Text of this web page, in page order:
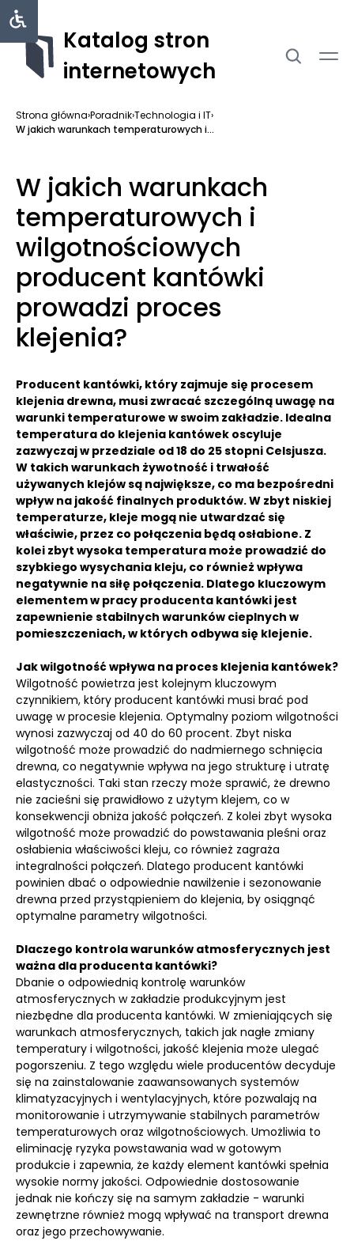
Katalog stron
internetowych
Strona główna›Poradnik›Technologia i IT›
W jakich warunkach temperaturowych i...
W jakich warunkach
temperaturowych i
wilgotnościowych
producent kantówki
prowadzi proces
klejenia?
Producent kantówki, który zajmuje się procesem
klejenia drewna, musi zwracać szczególną uwagę na
warunki temperaturowe w swoim zakładzie. Idealna
temperatura do klejenia kantówek oscyluje
zazwyczaj w przedziale od 18 do 25 stopni Celsjusza.
W takich warunkach żywotność i trwałość
używanych klejów są największe, co ma bezpośredni
wpływ na jakość finalnych produktów. W zbyt niskiej
temperaturze, kleje mogą nie utwardzać się
właściwie, przez co połączenia będą osłabione. Z
kolei zbyt wysoka temperatura może prowadzić do
szybkiego wysychania kleju, co również wpływa
negatywnie na siłę połączenia. Dlatego kluczowym
elementem w pracy producenta kantówki jest
zapewnienie stabilnych warunków cieplnych w
pomieszczeniach, w których odbywa się klejenie.
Jak wilgotność wpływa na proces klejenia kantówek?
Wilgotność powietrza jest kolejnym kluczowym
czynnikiem, który producent kantówki musi brać pod
uwagę w procesie klejenia. Optymalny poziom wilgotności
wynosi zazwyczaj od 40 do 60 procent. Zbyt niska
wilgotność może prowadzić do nadmiernego schnięcia
drewna, co negatywnie wpływa na jego strukturę i utratę
elastyczności. Taki stan rzeczy może sprawić, że drewno
nie zacieśni się prawidłowo z użytym klejem, co w
konsekwencji obniża jakość połączeń. Z kolei zbyt wysoka
wilgotność może prowadzić do powstawania pleśni oraz
osłabienia właściwości kleju, co również zagraża
integralności połączeń. Dlatego producent kantówki
powinien dbać o odpowiednie nawilżenie i sezonowanie
drewna przed przystąpieniem do klejenia, by osiągnąć
optymalne parametry wilgotności.
Dlaczego kontrola warunków atmosferycznych jest
ważna dla producenta kantówki?
Dbanie o odpowiednią kontrolę warunków
atmosferycznych w zakładzie produkcyjnym jest
niezbędne dla producenta kantówki. W zmieniających się
warunkach atmosferycznych, takich jak nagłe zmiany
temperatury i wilgotności, jakość klejenia może ulegać
pogorszeniu. Z tego względu wiele producentów decyduje
się na zainstalowanie zaawansowanych systemów
klimatyzacyjnych i wentylacyjnych, które pozwalają na
monitorowanie i utrzymywanie stabilnych parametrów
temperaturowych oraz wilgotnościowych. Umożliwia to
eliminację ryzyka powstawania wad w gotowym
produkcie i zapewnia, że każdy element kantówki spełnia
wysokie normy jakości. Odpowiednie dostosowanie
jednak nie kończy się na samym zakładzie - warunki
zewnętrzne również mogą wpływać na transport drewna
oraz jego przechowywanie.